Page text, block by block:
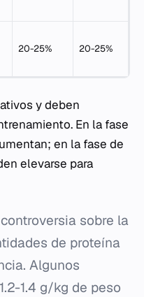
20-25% 20-25%
y deben
En la fase
en la fase de
elevarse para
sobre la
de proteína
Algunos
1.4 g/kg de peso